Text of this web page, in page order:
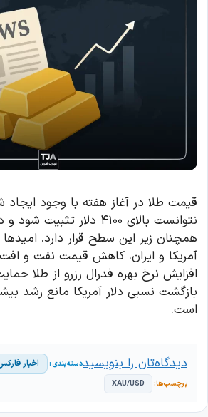
قیمت طلا در آغاز هفته با وجود
نتوانست بالای ۴۱۰۰ دلار
همچنان زیر این سطح قرار دارد. امیدها
آمریکا و ایران، کاهش قیمت نفت و افت
افزایش نرخ بهره فدرال رزرو از طلا
بازگشت نسبی دلار آمریکا مانع رشد
است.
اخبار
XAU/USD
دیدگاه‌تان را بنویسید